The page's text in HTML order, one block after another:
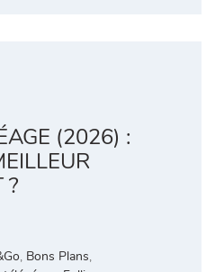
(2026) :
?
, Bons Plans,